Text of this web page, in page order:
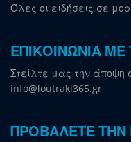
Όλες οι ειδήσεις σε
ΕΠΙΚΟΙΝΩΝΙΑ ΜΕ
Στείλτε μας την άποψη
info@loutraki365.gr
ΠΡΟΒΑΛΕΤΕ ΤΗΝ